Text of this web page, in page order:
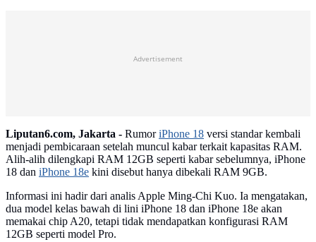
Advertisement
Liputan6.com, Jakarta - RumoriPhone 18 versi standar kembali
menjadi pembicaraan setelah muncul kabar terkait kapasitas RAM.
Alih-alih dilengkapi RAM 12GB seperti kabar sebelumnya, iPhone
18 dan iPhone 18e kini disebut hanya dibekali RAM 9GB.
Informasi ini hadir dari analis Apple Ming-Chi Kuo. Ia mengatakan,
dua model kelas bawah di lini iPhone 18 dan iPhone 18e akan
memakai chip A20, tetapi tidak mendapatkan konfigurasi RAM
12GB seperti model Pro.